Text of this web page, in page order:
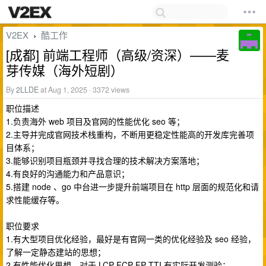
V2EX › 酷工作
[成都] 前端工程师（高级/资深）——麦
芽传媒（海外短剧）
By2LLDEat Aug 1, 2025 · 3372 views
职位描述
1.负责海外 web 项目及官网的性能优化 seo 等；
2.主导并完成官网技术栈重构，不断用更稳定性能高的开发库完善项
目体系；
3.能够识别项目瓶颈并寻找合理的技术解决方案落地；
4.有良好的沟通能力和产品意识；
5.搭建 node 、go 中台进一步提升前端项目在 http 层面的规范化和请
求性能缓存等。
职位要求
1.有大型项目优化经验，最好是有官网一类的优化经验及 seo 经验，
了解一定静态建站的思想；